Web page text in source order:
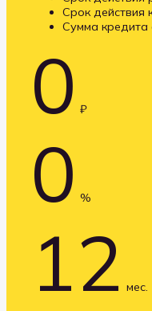
Срок действия
Сумма
0 ₽
0 %
12 мес.